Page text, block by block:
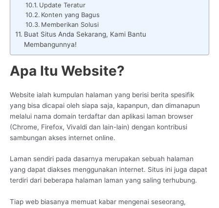
Update Teratur
Konten yang Bagus
Memberikan Solusi
Buat Situs Anda Sekarang, Kami Bantu
Membangunnya!
Apa Itu Website?
Website ialah kumpulan halaman yang berisi berita spesifik
yang bisa dicapai oleh siapa saja, kapanpun, dan dimanapun
melalui nama domain terdaftar dan aplikasi laman browser
(Chrome, Firefox, Vivaldi dan lain-lain) dengan kontribusi
sambungan akses internet online.
Laman sendiri pada dasarnya merupakan sebuah halaman
yang dapat diakses menggunakan internet. Situs ini juga dapat
terdiri dari beberapa halaman laman yang saling terhubung.
Tiap web biasanya memuat kabar mengenai seseorang,